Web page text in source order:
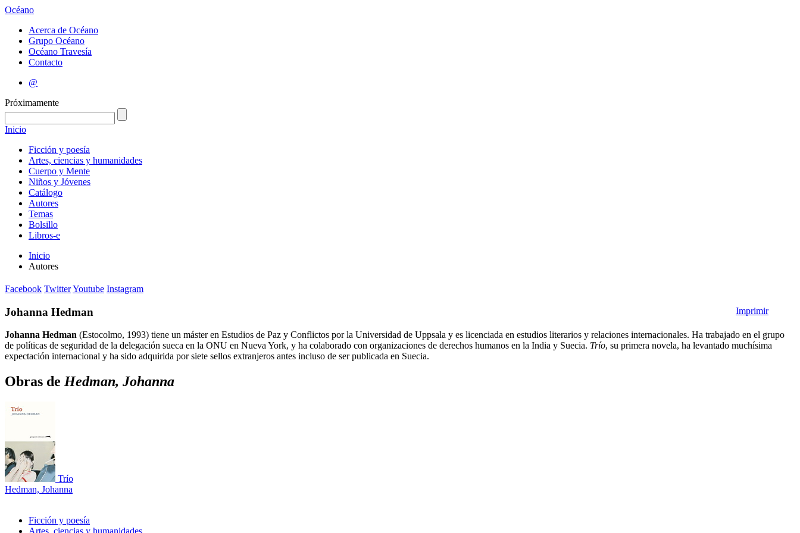
Océano
Acerca de Océano
Grupo Océano
Océano Travesía
Contacto
@
Próximamente
Inicio
Ficción y poesía
Artes, ciencias y humanidades
Cuerpo y Mente
Niños y Jóvenes
Catálogo
Autores
Temas
Bolsillo
Libros-e
Inicio
Autores
Facebook TwitterYoutube Instagram
Imprimir
Johanna Hedman
Johanna Hedman (Estocolmo, 1993) tiene un máster en Estudios de Paz y Conflictos por la Universidad de Uppsala y es licenciada en estudios literarios y relaciones internacionales. Ha trabajado en el grupo
de políticas de seguridad de la delegación sueca en la ONU en Nueva York, y ha colaborado con organizaciones de derechos humanos en la India y Suecia. Trío, su primera novela, ha levantado muchísima
expectación internacional y ha sido adquirida por siete sellos extranjeros antes incluso de ser publicada en Suecia.
Obras de Hedman, Johanna
Trío
Hedman, Johanna
Ficción y poesía